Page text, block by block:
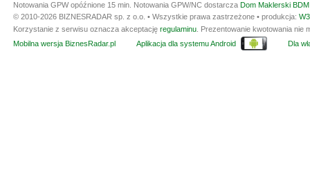
Notowania GPW opóźnione 15 min. Notowania GPW/NC dostarcza Dom Maklerski
© 2010-2026 BIZNESRADAR sp. z o.o. • Wszystkie prawa zastrzeżone • produkcja:
Korzystanie z serwisu oznacza akceptację regulaminu . Prezentowanie kwotowania
Mobilna wersja BiznesRadar.pl
Aplikacja dla systemu Android Dla